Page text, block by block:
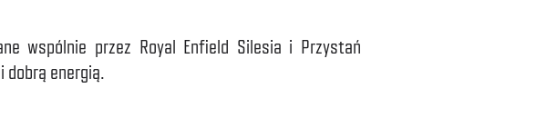
wspólnie przez Royal Enfield Silesia i Przystań
dobrą energią.